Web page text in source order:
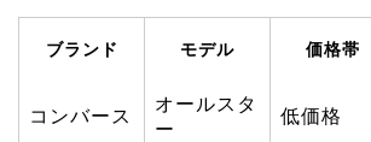
ブランド モデル 価格帯
コンバース
オールスタ
ー
低価格